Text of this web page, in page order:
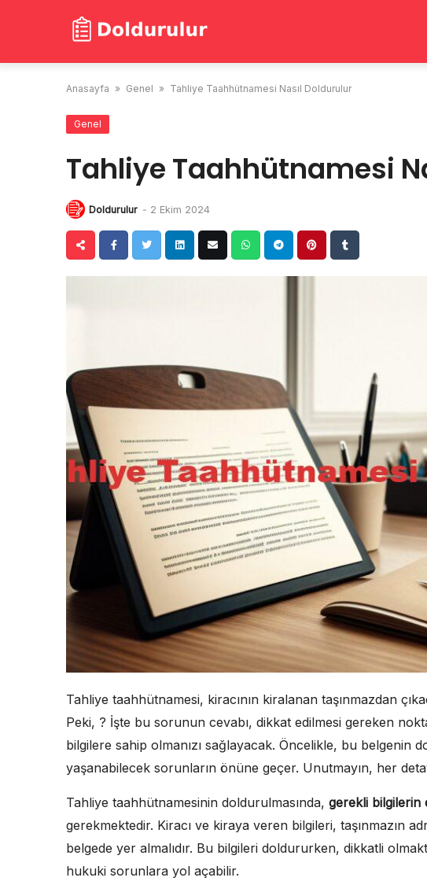
Anasayfa » Genel » Tahliye Taahhütnamesi Nasıl Doldurulur
Genel
Tahliye Taahhütnamesi
Doldurulur - 2 Ekim 2024
Tahliye taahhütnamesi, kiracının kiralanan taşınmazdan
Peki, ? İşte bu sorunun cevabı, dikkat edilmesi gereken
bilgilere sahip olmanızı sağlayacak. Öncelikle, bu belgenin
yaşanabilecek sorunların önüne geçer. Unutmayın, her
Tahliye taahhütnamesinin doldurulmasında, gerekli bilgilerin
gerekmektedir. Kiracı ve kiraya veren bilgileri, taşınmazın
belgede yer almalıdır. Bu bilgileri doldururken, dikkatli
hukuki sorunlara yol açabilir.